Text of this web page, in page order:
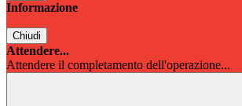
Informazione
Chiudi
Attendere...
Attendere il completamento dell'operazione...